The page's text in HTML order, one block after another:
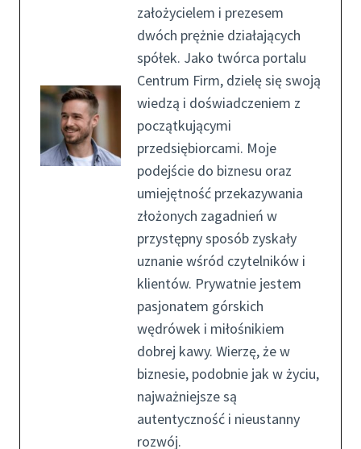
założycielem i prezesem
dwóch prężnie działających
spółek. Jako twórca portalu
Centrum Firm, dzielę się swoją
wiedzą i doświadczeniem z
początkującymi
przedsiębiorcami. Moje
podejście do biznesu oraz
umiejętność przekazywania
złożonych zagadnień w
przystępny sposób zyskały
uznanie wśród czytelników i
klientów. Prywatnie jestem
pasjonatem górskich
wędrówek i miłośnikiem
dobrej kawy. Wierzę, że w
biznesie, podobnie jak w życiu,
najważniejsze są
autentyczność i nieustanny
rozwój.